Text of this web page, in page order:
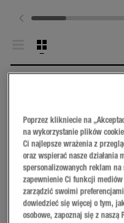
152 Purple
Poprzez klikniecie na
na wykorzystanie plików
Ci najlepsze wrażenia z
oraz wspierać nasze działania
spersonalizowanych reklam
zapewnienie Ci funkcji
zarządzić swoimi
dowiedzieć się więcej o tym,
osobowe, zapoznaj się z naszą